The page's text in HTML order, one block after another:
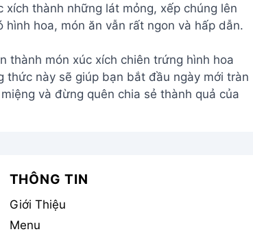
xích thành những lát mỏng, xếp chúng lên
hoa, món ăn vẫn rất ngon và hấp dẫn.
thành món xúc xích chiên trứng hình hoa
thức này sẽ giúp bạn bắt đầu ngày mới tràn
và đừng quên chia sẻ thành quả của
THÔNG TIN
Giới Thiệu
Menu